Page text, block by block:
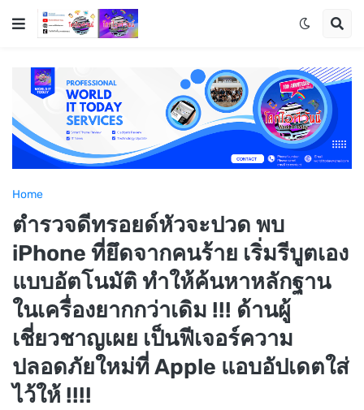
Home
ตำรวจดีทรอยด์หัวจะปวด พบ
iPhone ที่ยึดจากคนร้าย เริ่มรีบูตเอง
แบบอัตโนมัติ ทำให้ค้นหาหลักฐาน
ในเครื่องยากกว่าเดิม !!! ด้านผู้
เชี่ยวชาญเผย เป็นฟีเจอร์ความ
ปลอดภัยใหม่ที่ Apple แอบอัปเดตใส่
ไว้ให้ !!!!